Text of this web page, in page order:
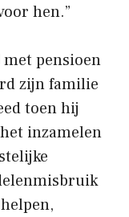
hen.”
pensioen
zijn familie
toen hij
inzamelen